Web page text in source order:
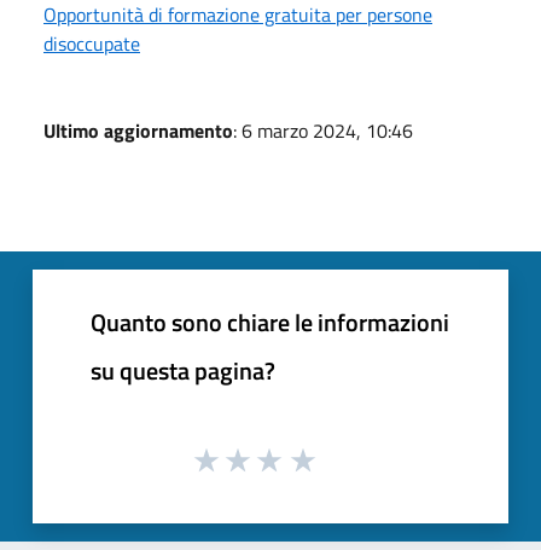
Opportunità di formazione gratuita per persone
disoccupate
Ultimo aggiornamento: 6 marzo 2024, 10:46
Quanto sono chiare le informazioni
su questa pagina?